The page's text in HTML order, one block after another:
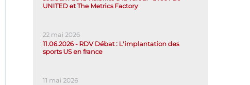
UNITED et The Metrics Factory
22 mai 2026
11.06.2026 - RDV Débat : L'implantation des
sports US en france
11 mai 2026